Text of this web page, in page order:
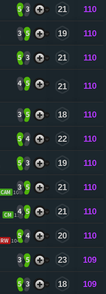
5 3 21 110
3 5 19 110
5 3 21 110
4 5 21 110
3 5 18 110
5 4 22 110
5 3 19 110
CAM 109
3 5 21 110
CM 110
4 5 21 110
RW 104
5 4 20 110
3 5 23 109
5 3 18 109